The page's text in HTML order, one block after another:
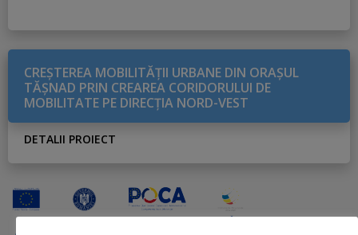
CREŞTEREA MOBILITĂŢII URBANE DIN ORAŞUL
TĂŞNAD PRIN CREAREA CORIDORULUI DE
MOBILITATE PE DIRECŢIA NORD-VEST
DETALII PROIECT